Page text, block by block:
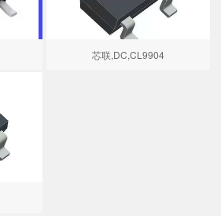
芯联,DC,CL9904